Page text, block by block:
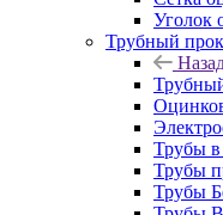
Уголок
Трубный
Трубы в
Трубы
Трубы